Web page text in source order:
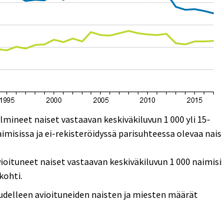
naiset vastaavan keskiväkiluvun 1 000 yli 15-
ja ei-rekisteröidyssä parisuhteessa olevaa
naiset vastaavan keskiväkiluvun 1 000
avioituneiden naisten ja miesten määrät